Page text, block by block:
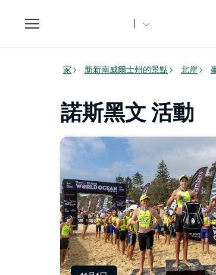
Toggle
navigation
家 新新南威爾士州的景點 北岸
諾斯黑文 活動